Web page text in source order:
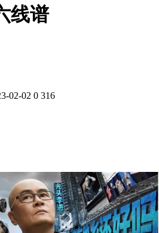
线谱
02-02 0 316